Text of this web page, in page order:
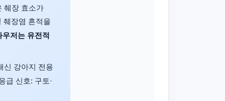
췌장 효소가
췌장염 흔적을
저는 유전적
신 강아지 전용
급 신호: 구토·